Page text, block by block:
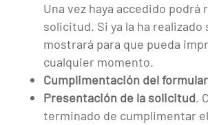
Una vez haya accedido podrá
solicitud. Si ya la ha realizado
mostrará para que pueda
cualquier momento.
Cumplimentación del
Presentación de la solicitud.
terminado de cumplimentar